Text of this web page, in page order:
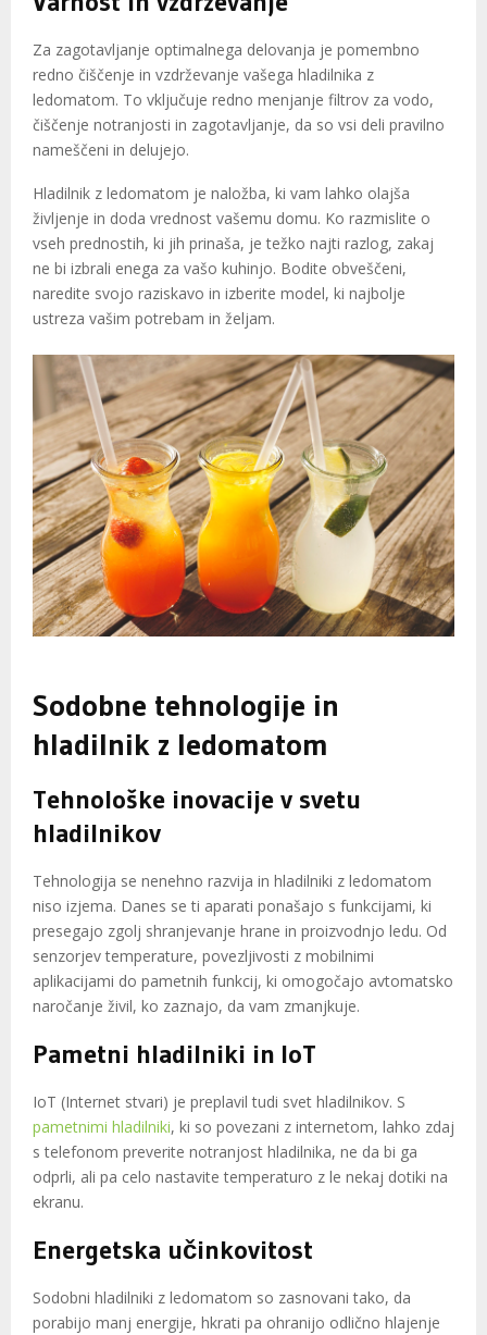
Za zagotavljanje optimalnega delovanja je pomembno
redno čiščenje in vzdrževanje vašega hladilnika z
ledomatom. To vključuje redno menjanje filtrov za vodo,
čiščenje notranjosti in zagotavljanje, da so vsi deli pravilno
nameščeni in delujejo.
Hladilnik z ledomatom je naložba, ki vam lahko olajša
življenje in doda vrednost vašemu domu. Ko razmislite o
vseh prednostih, ki jih prinaša, je težko najti razlog, zakaj
ne bi izbrali enega za vašo kuhinjo. Bodite obveščeni,
naredite svojo raziskavo in izberite model, ki najbolje
ustreza vašim potrebam in željam.
Sodobne tehnologije in
hladilnik z ledomatom
Tehnološke inovacije v svetu
hladilnikov
Tehnologija se nenehno razvija in hladilniki z ledomatom
niso izjema. Danes se ti aparati ponašajo s funkcijami, ki
presegajo zgolj shranjevanje hrane in proizvodnjo ledu. Od
senzorjev temperature, povezljivosti z mobilnimi
aplikacijami do pametnih funkcij, ki omogočajo avtomatsko
naročanje živil, ko zaznajo, da vam zmanjkuje.
Pametni hladilniki in IoT
IoT (Internet stvari) je preplavil tudi svet hladilnikov. S
pametnimi hladilniki, ki so povezani z internetom, lahko zdaj
s telefonom preverite notranjost hladilnika, ne da bi ga
odprli, ali pa celo nastavite temperaturo z le nekaj dotiki na
ekranu.
Energetska učinkovitost
Sodobni hladilniki z ledomatom so zasnovani tako, da
porabijo manj energije, hkrati pa ohranijo odlično hlajenje